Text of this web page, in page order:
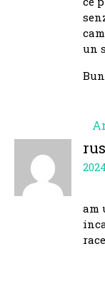
un
am